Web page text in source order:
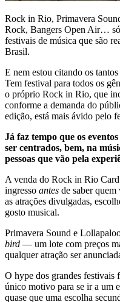
Rock in Rio, Primavera
Rock, Bangers Open Air…
festivais de música que são
Brasil.
E nem estou citando os
Tem festival para todos os
o próprio Rock in Rio, que
conforme a demanda do
edição, está mais ávido pelo
Já faz tempo que os
ser centrados, bem, na
pessoas que vão pela
A venda do Rock in Rio
ingresso antes de saber quem
as atrações divulgadas,
gosto musical.
Primavera Sound e
bird — um lote com preços
qualquer atração ser
O hype dos grandes festivais
único motivo para se ir a um
quase que uma escolha